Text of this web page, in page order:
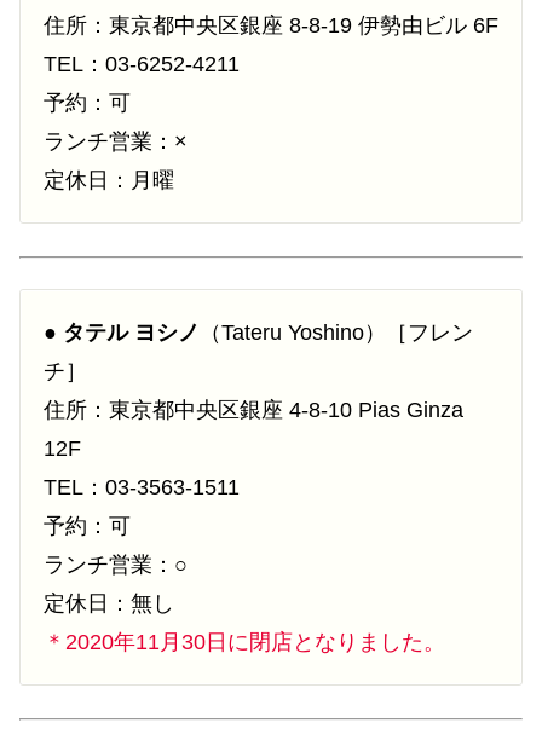
住所：東京都中央区銀座 8-8-19 伊勢由ビル 6F
TEL：03-6252-4211
予約：可
ランチ営業：×
定休日：月曜
● タテル ヨシノ
（Tateru Yoshino）［フレン
チ］
住所：東京都中央区銀座 4-8-10 Pias Ginza
12F
TEL：03-3563-1511
予約：可
ランチ営業：○
定休日：無し
＊2020年11月30日に閉店となりました。